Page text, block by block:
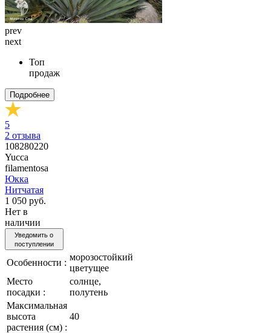
prev
next
Топ
продаж
Подробнее
5
2 отзыва
108280220
Yucca
filamentosa
Юкка
Нитчатая
1 050 руб.
Нет в
наличии
Уведомить о
поступлении
Особенности :
морозостойкий
цветущее
Место
посадки :
солнце,
полутень
Максимальная
высота
растения (см) :
40